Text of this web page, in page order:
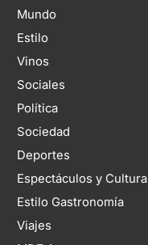
Mundo
Estilo
Vinos
Sociales
Política
Sociedad
Deportes
Espectáculos y Cultura
Estilo Gastronomía
Viajes